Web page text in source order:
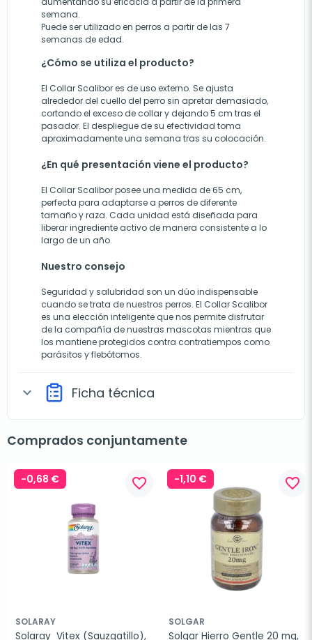
semana.
Puede ser utilizado en perros a partir de las 7
semanas de edad.
¿Cómo se utiliza el producto?
El Collar Scalibor es de uso externo. Se ajusta
alrededor del cuello del perro sin apretar demasiado,
cortando el exceso de collar y dejando 5 cm tras el
pasador. El despliegue de su efectividad toma
aproximadamente una semana tras su colocación.
¿En qué presentación viene el producto?
El Collar Scalibor posee una medida de 65 cm,
perfecta para adaptarse a perros de diferente
tamaño y raza. Cada unidad está diseñada para
liberar ingrediente activo de manera consistente a lo
largo de un año.
Nuestro consejo
Seguridad y salubridad son un dúo indispensable
cuando se trata de nuestros perros. El Collar Scalibor
es una elección inteligente que nos permite disfrutar
de la compañía de nuestras mascotas mientras que
los mantiene protegidos contra contratiempos como
parásitos y flebótomos.
expand_more Ficha técnica
Comprados conjuntamente
-0,68 € favorite_border
SOLARAY
Solaray  Vitex (Sauzgatillo),
-1,10 € favorite_border
SOLGAR
Solgar Hierro Gentle 20 mg,